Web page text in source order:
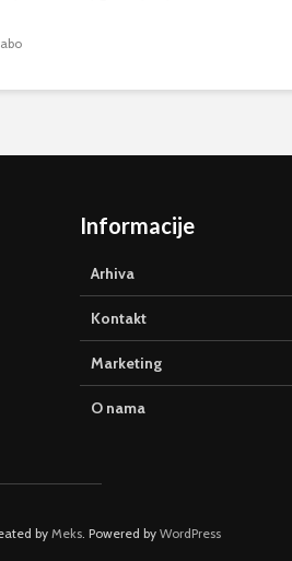
Informacije
Arhiva
Kontakt
Marketing
O nama
by Meks . Powered by WordPress